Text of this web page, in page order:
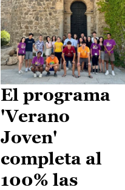
El programa
'Verano
Joven'
completa al
100% las